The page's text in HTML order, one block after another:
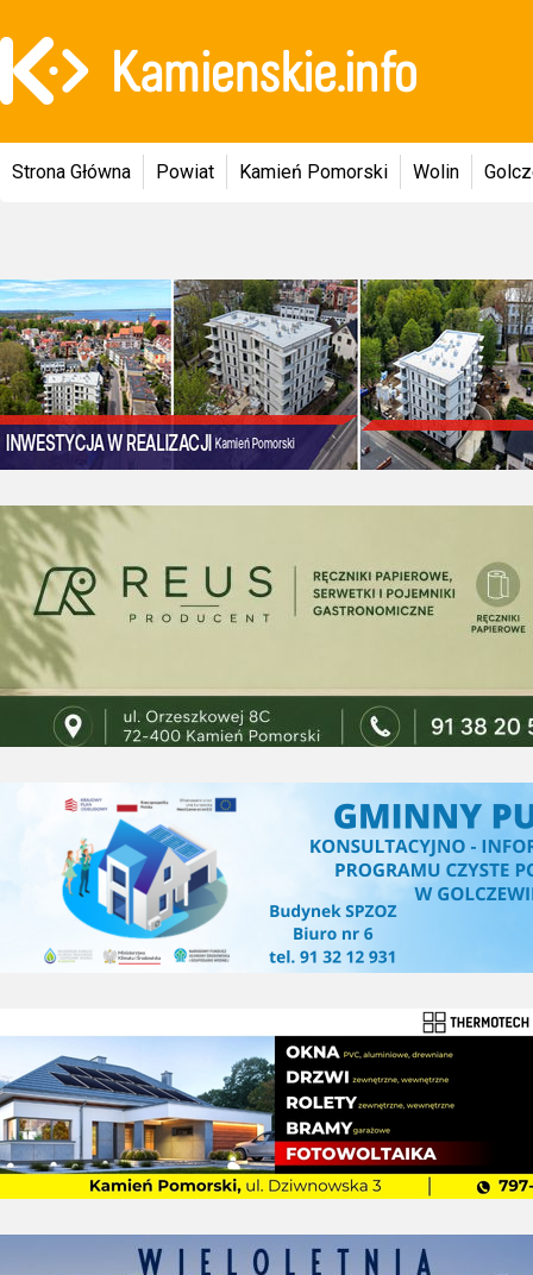
Strona Główna Powiat Kamień Pomorski Wolin